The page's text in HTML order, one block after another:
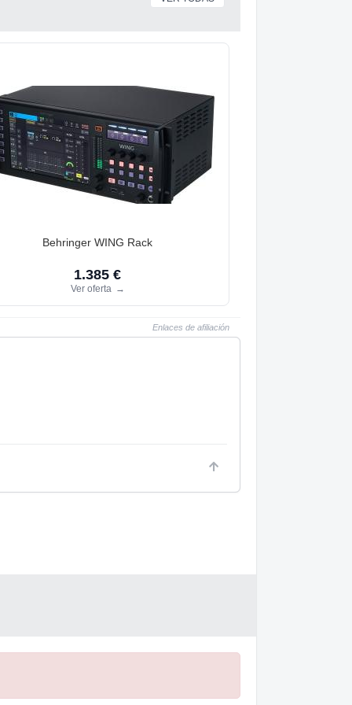
Behringer WING Rack
1.385 €
Ver oferta →
Enlaces de afiliación